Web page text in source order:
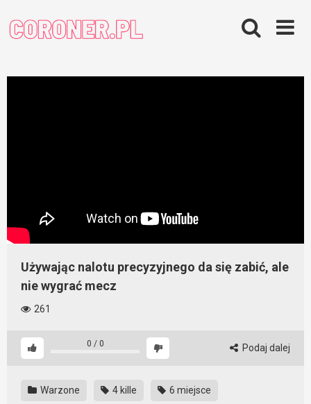
content
Używając nalotu precyzyjnego da się zabić, ale
nie wygrać mecz
261
0 / 0 Podaj dalej
Warzone 4 kille 6 miejsce